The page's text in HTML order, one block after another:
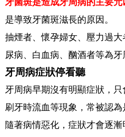
牙菌斑是造成牙周病的主要元
是導致牙菌斑滋長的原因。
抽煙者、懷孕婦女、壓力過
尿病、白血病、酗酒者等為牙
牙周病症狀停看聽
牙周病早期沒有明顯症狀，只
刷牙時流血等現象，常被認為
隨著病情惡化，症狀才會逐